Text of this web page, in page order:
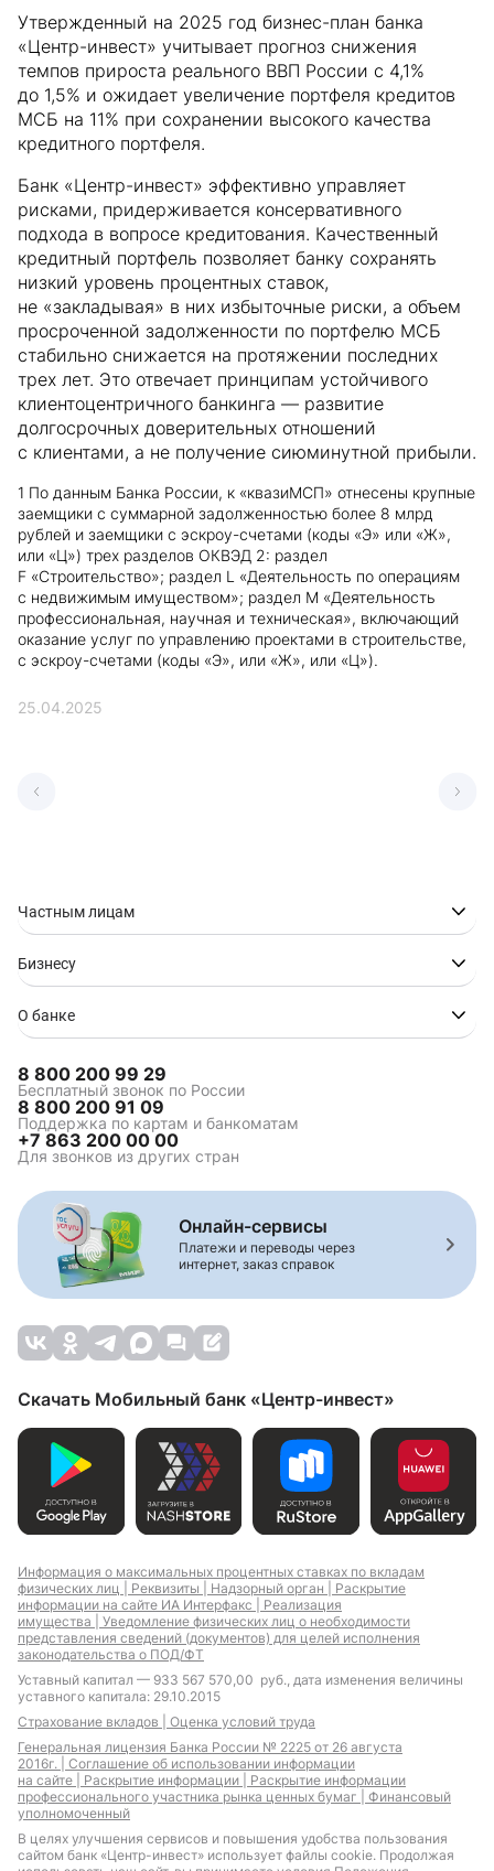
Утвержденный на 2025 год бизнес-план банка
«Центр-инвест» учитывает прогноз снижения
темпов прироста реального ВВП России с 4,1%
до 1,5% и ожидает увеличение портфеля кредитов
МСБ на 11% при сохранении высокого качества
кредитного портфеля.
Банк «Центр-инвест» эффективно управляет
рисками, придерживается консервативного
подхода в вопросе кредитования. Качественный
кредитный портфель позволяет банку сохранять
низкий уровень процентных ставок,
не «закладывая» в них избыточные риски, а объем
просроченной задолженности по портфелю МСБ
стабильно снижается на протяжении последних
трех лет. Это отвечает принципам устойчивого
клиентоцентричного банкинга — развитие
долгосрочных доверительных отношений
с клиентами, а не получение сиюминутной прибыли.
1 По данным Банка России, к «квазиМСП» отнесены крупные
заемщики с суммарной задолженностью более 8 млрд
рублей и заемщики с эскроу-счетами (коды «Э» или «Ж»,
или «Ц») трех разделов ОКВЭД 2: раздел
F «Строительство»; раздел L «Деятельность по операциям
с недвижимым имуществом»; раздел М «Деятельность
профессиональная, научная и техническая», включающий
оказание услуг по управлению проектами в строительстве,
с эскроу-счетами (коды «Э», или «Ж», или «Ц»).
25.04.2025
Частным лицам
Бизнесу
О банке
8 800 200 99 29
Бесплатный звонок по России
8 800 200 91 09
Поддержка по картам и банкоматам
+7 863 200 00 00
Для звонков из других стран
Онлайн-сервисы
Платежи и переводы через
интернет, заказ справок
Скачать Мобильный банк «Центр-инвест»
Информация о максимальных процентных ставках по вкладам
физических лиц | Реквизиты | Надзорный орган | Раскрытие
информации на сайте ИА Интерфакс | Реализация
имущества | Уведомление физических лиц о необходимости
представления сведений (документов) для целей исполнения
законодательства о ПОД/ФТ
Уставный капитал — 933 567 570,00 руб., дата изменения величины
уставного капитала: 29.10.2015
Страхование вкладов | Оценка условий труда
Генеральная лицензия Банка России № 2225 от 26 августа
2016г. | Соглашение об использовании информации
на сайте | Раскрытие информации | Раскрытие информации
профессионального участника рынка ценных бумаг | Финансовый
уполномоченный
В целях улучшения сервисов и повышения удобства пользования
сайтом банк «Центр-инвест» использует файлы cookie. Продолжая